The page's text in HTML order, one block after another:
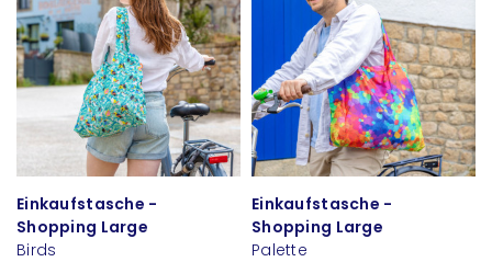
Einkaufstasche -
Shopping Large
Birds
Einkaufstasche -
Shopping Large
Palette